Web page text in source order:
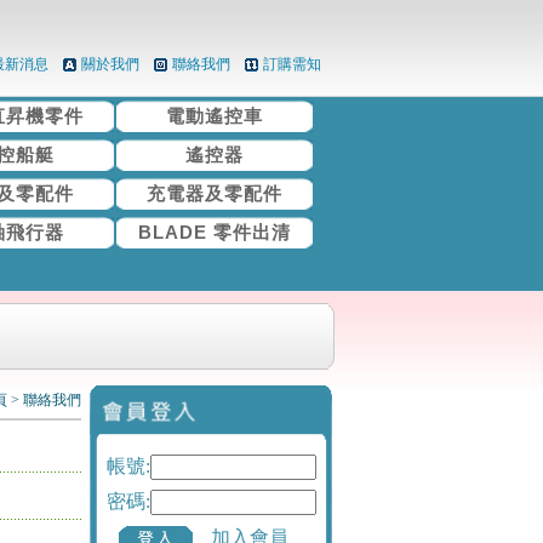
新消息 關於我們 聯絡我們 訂購需知
昇機零件
電動遙控車
船艇
遙控器
零配件
充電器及零配件
飛行器
BLADE 零件出清
> 聯絡我們
帳號:
密碼:
加入會員